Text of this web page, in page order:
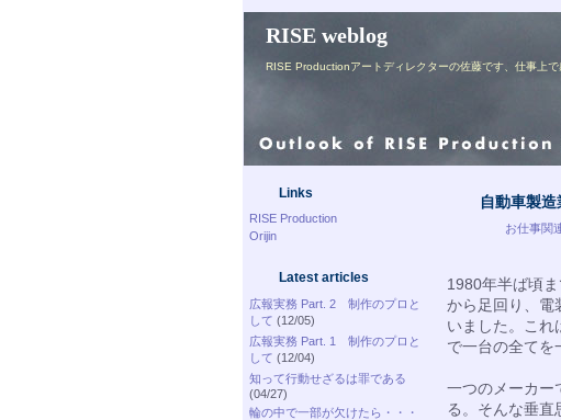
RISE weblog
RISE Productionアートディレクターの佐藤です、仕事上
Links
RISE Production
Orijin
Latest articles
広報実務 Part. 2 制作のプロと
して (12/05)
広報実務 Part. 1 制作のプロと
して (12/04)
知って行動せざるは罪である
(04/27)
輪の中で一部が欠けたら・・・
自動車製造
お仕事関
1980年半ば頃
から足回り、電
いました。これ
で一台の全てを
一つのメーカー
る。そんな垂